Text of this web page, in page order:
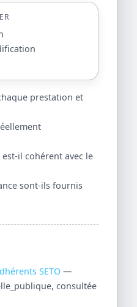
prestation et
il cohérent avec le
sont-ils fournis
SETO—
consultée